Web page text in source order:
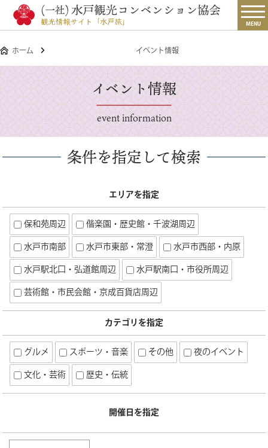
MENU
ホーム イベント情報
イベント情報
event information
条件を指定して検索
エリアを指定
保和苑周辺
偕楽園・歴史館・千波湖周辺
水戸市南部
水戸市東部・常澄
水戸市西部・内原
水戸駅北口・弘道館周辺
水戸駅南口・市役所周辺
芸術館・市民会館・京成百貨店周辺
カテゴリを指定
グルメ スポーツ・音楽 その他
夜のイベント
文化・芸術
歴史・伝統
開催日を指定